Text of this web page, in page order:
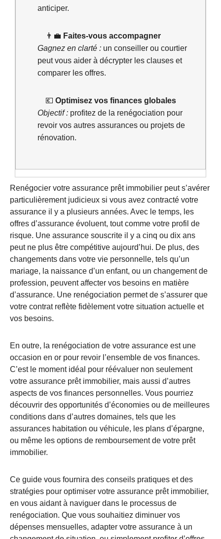
anticiper.
👨‍💼 Faites-vous accompagner
Gagnez en clarté : un conseiller ou courtier
peut vous aider à décrypter les clauses et
comparer les offres.
💶 Optimisez vos finances globales
Objectif : profitez de la renégociation pour
revoir vos autres assurances ou projets de
rénovation.
Renégocier votre assurance prêt immobilier peut s’avérer
particulièrement judicieux si vous avez contracté votre
assurance il y a plusieurs années. Avec le temps, les
offres d’assurance évoluent, tout comme votre profil de
risque. Une assurance souscrite il y a cinq ou dix ans
peut ne plus être compétitive aujourd’hui. De plus, des
changements dans votre vie personnelle, tels qu’un
mariage, la naissance d’un enfant, ou un changement de
profession, peuvent affecter vos besoins en matière
d’assurance. Une renégociation permet de s’assurer que
votre contrat reflète fidèlement votre situation actuelle et
vos besoins.
En outre, la renégociation de votre assurance est une
occasion en or pour revoir l’ensemble de vos finances.
C’est le moment idéal pour réévaluer non seulement
votre assurance prêt immobilier, mais aussi d’autres
aspects de vos finances personnelles. Vous pourriez
découvrir des opportunités d’économies ou de meilleures
conditions dans d’autres domaines, tels que les
assurances habitation ou véhicule, les plans d’épargne,
ou même les options de remboursement de votre prêt
immobilier.
Ce guide vous fournira des conseils pratiques et des
stratégies pour optimiser votre assurance prêt immobilier,
en vous aidant à naviguer dans le processus de
renégociation. Que vous souhaitiez diminuer vos
dépenses mensuelles, adapter votre assurance à un